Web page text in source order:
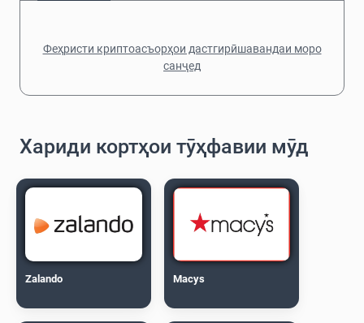
Феҳристи криптоасъорҳои дастгирӣшавандаи моро
санҷед
Хариди кортҳои тӯҳфавии мӯд
Zalando Macys